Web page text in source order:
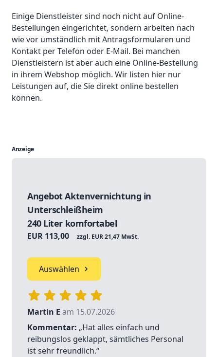
Einige Dienstleister sind noch nicht auf Online-
Bestellungen eingerichtet, sondern arbeiten nach
wie vor umständlich mit Antragsformularen und
Kontakt per Telefon oder E-Mail. Bei manchen
Dienstleistern ist aber auch eine Online-Bestellung
in ihrem Webshop möglich. Wir listen hier nur
Leistungen auf, die Sie direkt online bestellen
können.
Anzeige
Angebot Aktenvernichtung in
Unterschleißheim
240 Liter komfortabel
EUR 113,00 zzgl. EUR 21,47 MwSt.
Auswählen
Martin E am 15.07.2026
Kommentar: „Hat alles einfach und
reibungslos geklappt, sämtliches Personal
ist sehr freundlich.“